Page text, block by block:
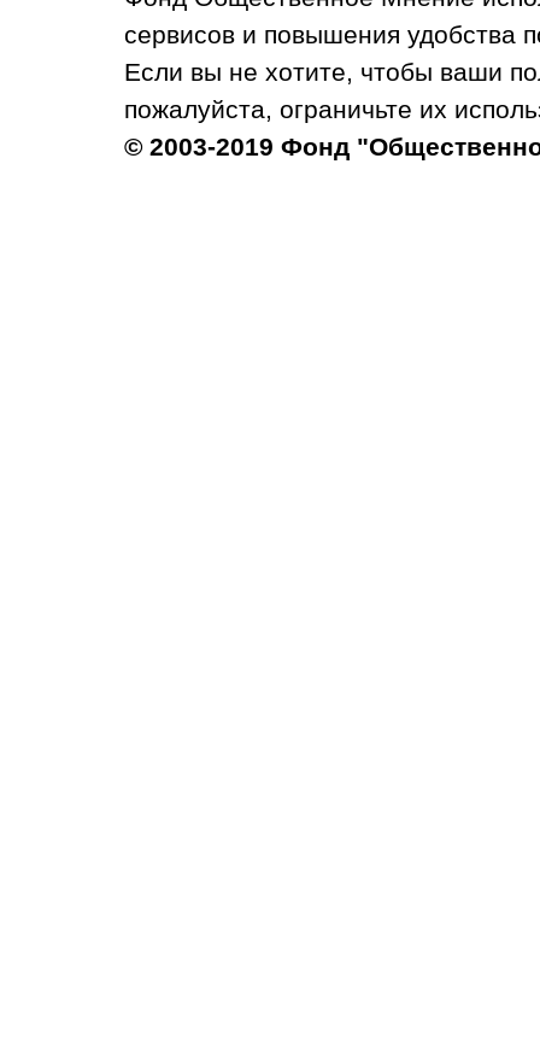
сервисов и повышения удобства
Если вы не хотите, чтобы ваши
пожалуйста, ограничьте их
© 2003-2019 Фонд